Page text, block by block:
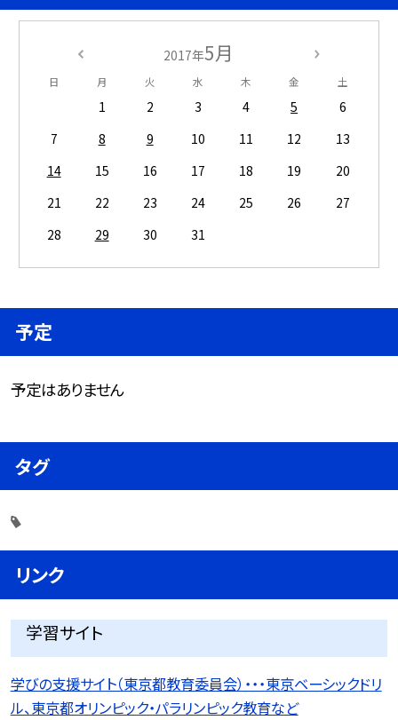
2017年5月
日 月 火 水 木 金 土
1 2 3 4 5
6
7
8 9 10 11 12
13
14
15 16 17 18 19
20
21
22 23 24 25 26
27
28
29 30 31
予定
予定はありません
タグ
リンク
学習サイト
学びの支援サイト（東京都教育委員会）・・・東京ベーシックドリ
ル、東京都オリンピック・パラリンピック教育など